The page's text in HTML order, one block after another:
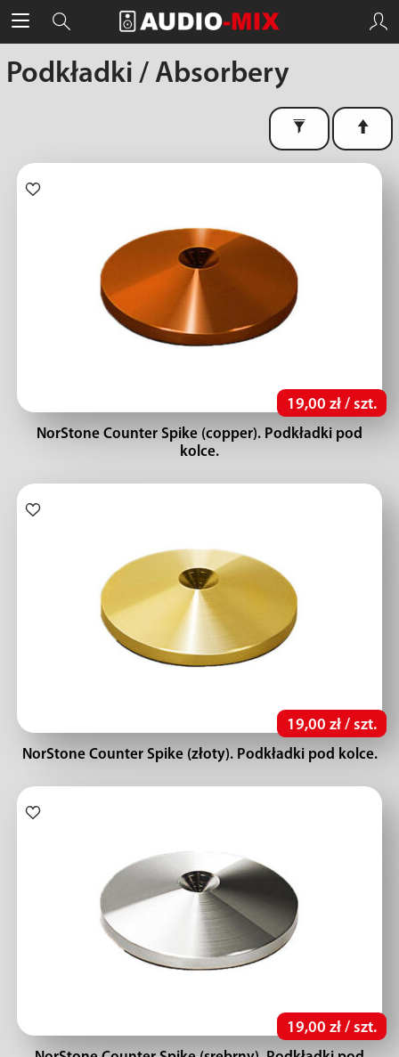
Podkładki / Absorbery
19,00 zł / szt.
NorStone Counter Spike (copper). Podkładki pod
kolce.
19,00 zł / szt.
NorStone Counter Spike (złoty). Podkładki pod kolce.
19,00 zł / szt.